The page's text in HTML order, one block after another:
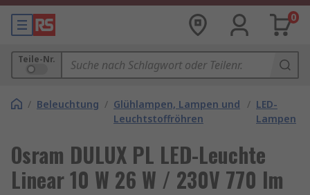
0
Teile-Nr.
/ Beleuchtung / Glühlampen, Lampen und
Leuchtstoffröhren
/ LED-
Lampen
Osram DULUX PL LED-Leuchte
Linear 10 W 26 W / 230V 770 lm